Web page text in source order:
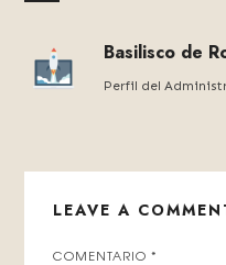
Basilisco de
Perfil del
LEAVE A
COMENTARIO*